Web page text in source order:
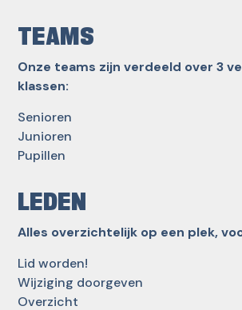
TEAMS
Onze teams zijn verdeeld over 3
klassen:
Senioren
Junioren
Pupillen
LEDEN
Alles overzichtelijk op een plek,
Lid worden!
Wijziging doorgeven
Overzicht